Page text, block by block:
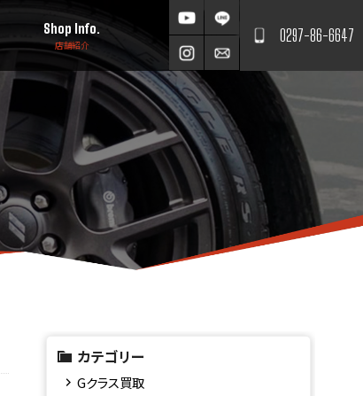
0297-86-6647
Shop Info.
店舗紹介
カテゴリー
Gクラス買取